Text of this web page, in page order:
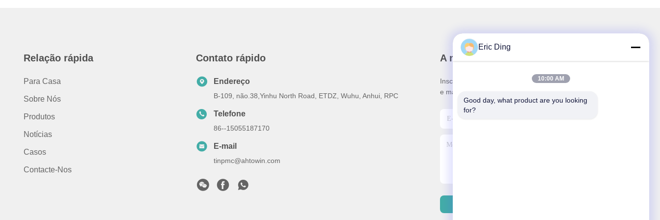
Relação rápida
Para Casa
Sobre Nós
Produtos
Notícias
Casos
Contacte-Nos
Contato rápido
Endereço
B-109, não.38,Yinhu North Road, ETDZ, Wuhu, Anhui, RPC
Telefone
86--15055187170
E-mail
tinpmc@ahtowin.com
A nossa newsletter
Inscreva-se no nosso boletim informativo para obter descontos
e mais.
Eric Ding
10:00 AM
Good day, what product are you looking
for?